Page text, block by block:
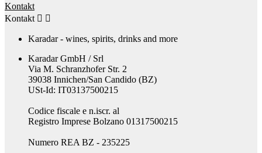
Kontakt
Kontakt  
Karadar - wines, spirits, drinks and more
Karadar GmbH / Srl
Via M. Schranzhofer Str. 2
39038 Innichen/San Candido (BZ)
USt-Id: IT03137500215
Codice fiscale e n.iscr. al
Registro Imprese Bolzano 01317500215
Numero REA BZ - 235225